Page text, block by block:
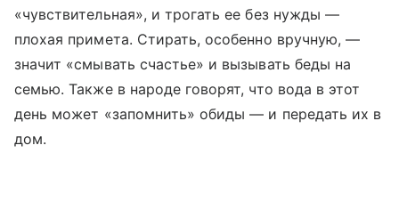
«чувствительная», и трогать ее без нужды —
плохая примета. Стирать, особенно вручную, —
значит «смывать счастье» и вызывать беды на
семью. Также в народе говорят, что вода в этот
день может «запомнить» обиды — и передать их в
дом.